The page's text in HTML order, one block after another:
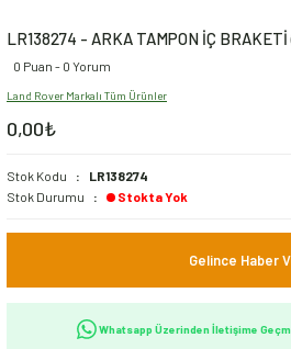
LR138274 - ARKA TAMPON İÇ
0 Puan - 0 Yorum
Land Rover Markalı Tüm Ürünler
0,00₺
Stok Kodu
LR138274
Stok Durumu
Stokta Yok
Gelince Haber
Whatsapp Üzerinden İletişime